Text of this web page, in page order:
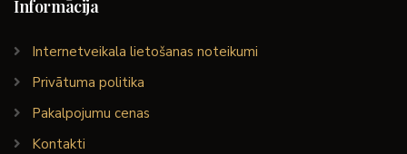
Informācija
Internetveikala lietošanas noteikumi
Privātuma politika
Pakalpojumu cenas
Kontakti